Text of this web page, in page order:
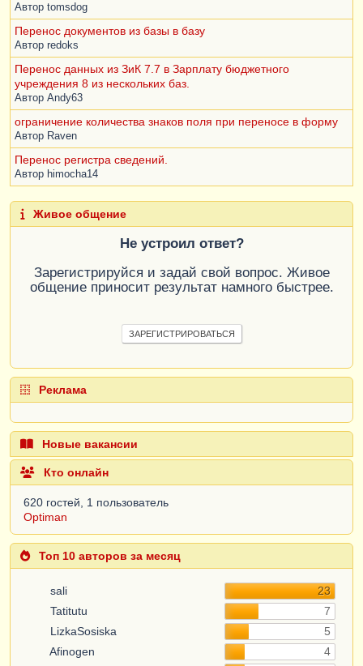
Автор tomsdog
Перенос документов из базы в базу
Автор redoks
Перенос данных из ЗиК 7.7 в Зарплату бюджетного
учреждения 8 из нескольких баз.
Автор Andy63
ограничение количества знаков поля при переносе в форму
Автор Raven
Перенос регистра сведений.
Автор himocha14
Живое общение
Не устроил ответ?
Зарегистрируйся и задай свой вопрос. Живое
общение приносит результат намного быстрее.
ЗАРЕГИСТРИРОВАТЬСЯ
Реклама
Новые вакансии
Кто онлайн
620 гостей, 1 пользователь
Optiman
Топ 10 авторов за месяц
sali
23
Tatitutu
7
LizkaSosiska
5
Afinogen
4